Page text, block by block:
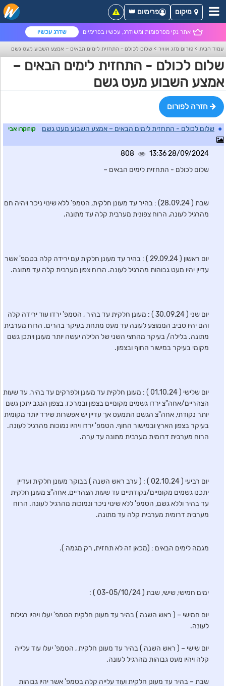
אתר נקי מפרסומות ומשודרג, עכשיו בפרימיום שדרג עכשיו
מיקום פרימיום 👑
עמוד הבית > פורום מזג אוויר > שלום לכולם - התחזית לימים הבאים – אמצע השבוע מעט גשם
שלום לכולם - התחזית לימים הבאים –
אמצע השבוע מעט גשם
חזרה לפורום
● שלום לכולם - התחזית לימים הבאים – אמצע השבוע מעט גשם קוזוקרו אבי
28/09/2024 13:36
808
שלום לכולם - התחזית לימים הבאים –
שבת ( 28.09.24) : בהיר עד מעונן חלקית, הטמפ' ללא שינוי ניכר ויהיה חם
מהרגיל לעונה, הרוח צפונית מערבית קלה עד מתונה.
יום ראשון ( 29.09.24 ) : בהיר עד מעונן חלקית עם ירידה קלה בטמפ' אשר
עדיין יהיו מעט גבוהות מהרגיל לעונה. הרוח צפון מערבית קלה עד מתונה.
יום שני ( 30.09.24 ) : מעונן חלקית עד בהיר , הטמפ' ירדו עוד ירידה קלה
והם יהיו סביב הממוצע לעונה עד מעט מתחת בעיקר בהרים. הרוח מערבית
מתונה. בלילה/ בעיקר מהחצי השני של הלילה יעשה יותר מעונן ויתכן גשם
מקומי בעיקר במישור החוף ובצפון.
יום שלישי ( 01.10.24 ) : מעונן חלקית עד מעונן ולפרקים עד בהיר, עד שעות
הצהריים/אחה"צ ירדו גשמים מקומיים בצפון ובמרכז, בצפון הנגב יתכן גשם
יותר נקודתי, אחה"צ הגשם התמעט אך עדיין יש אפשרות שירד יותר מקומית
בעיקר בצפון הארץ ובמישור החוף. הטמפ' ירדו ויהיו נמוכות מהרגיל לעונה.
הרוח מערבית דרומית מערבית מתונה עד ערה.
יום רביעי ( 02.10.24 ) : ( ערב ראש השנה ) בבוקר מעונן חלקית ועדיין
יתכנו גשמים מקומיים/נקודתיים עד שעות הצהריים, אחה"צ מעונן חלקית
עד בהיר וללא גשם, הטמפ' ללא שינוי ניכר ונמוכות מהרגיל לעונה. הרוח
מערבית דרומית מערבית קלה עד מתונה.
מגמה לימים הבאים : (מכאן זה לא תחזית, רק מגמה ).
ימים חמישי, שישי, שבת ( 03-05/10/24 ) :
יום חמישי – ( ראש השנה ) בהיר עד מעונן חלקית הטמפ' יעלו ויהיו רגילות
לעונה.
יום שישי – ( ראש השנה ) בהיר עד מעונן חלקית , הטמפ' יעלו עוד עלייה
קלה ויהיו מעט גבוהות מהרגיל לעונה.
שבת – בהיר עד מעונן חלקית ועוד עלייה קלה בטמפ' אשר יהיו גבוהות